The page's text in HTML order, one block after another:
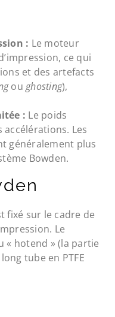
: Le moteur
ce qui
et des artefacts
oughosting),
: Le poids
Les
généralement plus
Bowden.
fixé sur le cadre de
Le
« hotend » (la partie
tube en PTFE